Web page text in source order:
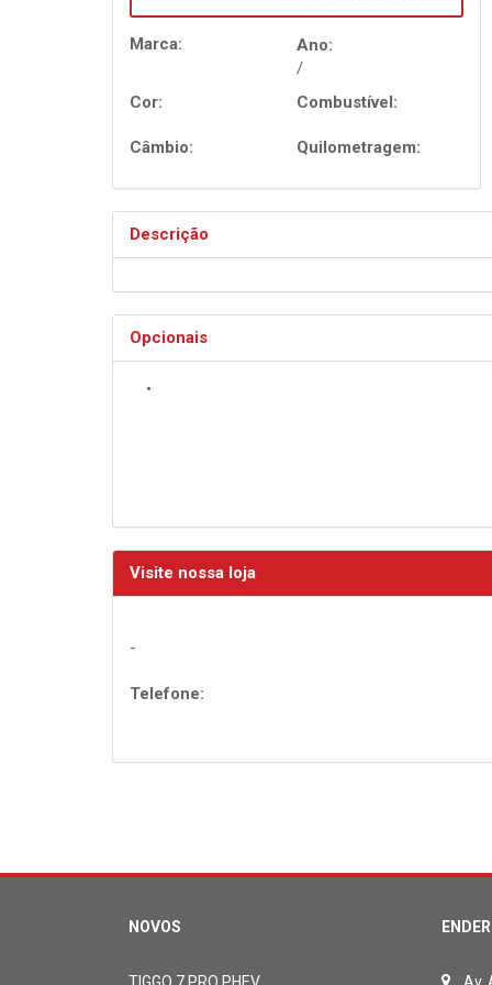
Novo Tiggo 8 Pro
Marca:
Ano:
/
Cor:
Combustível:
Câmbio: Quilometragem:
Descrição
Opcionais
•
Visite nossa loja
-
Telefone:
NOVOS